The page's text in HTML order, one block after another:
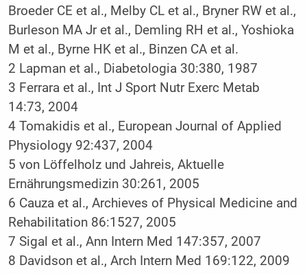
Broeder CE et al., Melby CL et al., Bryner RW et al.,
Burleson MA Jr et al., Demling RH et al., Yoshioka
M et al., Byrne HK et al., Binzen CA et al.
2 Lapman et al., Diabetologia 30:380, 1987
3 Ferrara et al., Int J Sport Nutr Exerc Metab
14:73, 2004
4 Tomakidis et al., European Journal of Applied
Physiology 92:437, 2004
5 von Löffelholz und Jahreis, Aktuelle
Ernährungsmedizin 30:261, 2005
6 Cauza et al., Archieves of Physical Medicine and
Rehabilitation 86:1527, 2005
7 Sigal et al., Ann Intern Med 147:357, 2007
8 Davidson et al., Arch Intern Med 169:122, 2009